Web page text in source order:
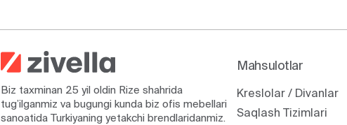
Biz taxminan 25 yil oldin Rize shahrida
tug’ilganmiz va bugungi kunda biz ofis mebellari
sanoatida Turkiyaning yetakchi brendlaridanmiz.
Mahsulotlar
Kreslolar / Divanlar
Saqlash Tizimlari